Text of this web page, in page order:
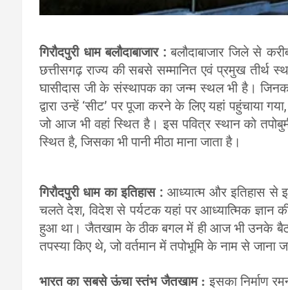
गिरौदपुरी धाम बलौदाबाजार :बलौदाबाजार जिले से
छत्तीसगढ़ राज्य की सबसे सम्मानित एवं प्रमुख तीर्थ
घासीदास जी के संस्थापक का जन्म स्थल भी है।
द्वारा उन्हें ‘सीट’ पर पूजा करने के लिए यहां
जो आज भी वहां स्थित है। इस पवित्र स्थान को
स्थित है, जिसका भी पानी मीठा माना जाता है।
गिरौदपुरी धाम का इतिहास : आध्यात्म और इतिहास से
चलते देश, विदेश से पर्यटक यहां पर आध्यात्मिक ज्ञान
हुआ था। जैतखाम के ठीक बगल में ही आज भी उनके बैठने
तपस्या किए थे, जो वर्तमान में तपोभूमि के नाम से जाना
भारत का सबसे ऊंचा स्तंभ जैतखाम : इसका निर्माण